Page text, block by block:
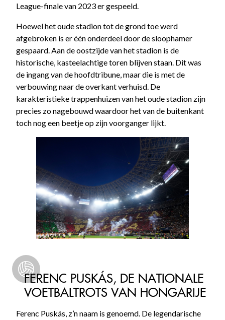
League-finale van 2023 er gespeeld.
Hoewel het oude stadion tot de grond toe werd
afgebroken is er één onderdeel door de sloophamer
gespaard. Aan de oostzijde van het stadion is de
historische, kasteelachtige toren blijven staan. Dit was
de ingang van de hoofdtribune, maar die is met de
verbouwing naar de overkant verhuisd. De
karakteristieke trappenhuizen van het oude stadion zijn
precies zo nagebouwd waardoor het van de buitenkant
toch nog een beetje op zijn voorganger lijkt.
FERENC PUSKÁS, DE NATIONALE
VOETBALTROTS VAN HONGARIJE
Ferenc Puskás, z’n naam is genoemd. De legendarische